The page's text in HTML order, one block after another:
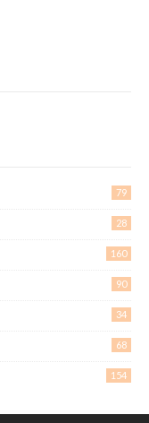
79
28
160
90
34
68
154